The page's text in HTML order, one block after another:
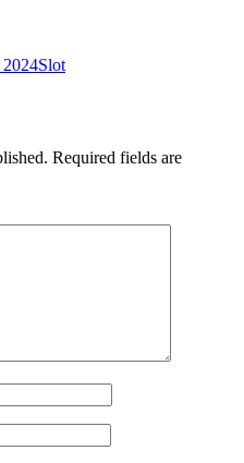
2024Slot
Required fields are